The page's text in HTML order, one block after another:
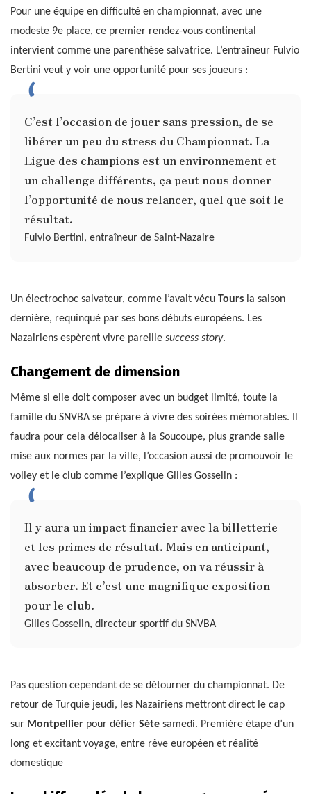
Pour une équipe en difficulté en championnat, avec une
modeste 9e place, ce premier rendez-vous continental
intervient comme une parenthèse salvatrice. L’entraîneur Fulvio
Bertini veut y voir une opportunité pour ses joueurs :
C’est l’occasion de jouer sans pression, de se
libérer un peu du stress du Championnat. La
Ligue des champions est un environnement et
un challenge différents, ça peut nous donner
l’opportunité de nous relancer, quel que soit le
résultat.
Fulvio Bertini, entraîneur de Saint-Nazaire
Un électrochoc salvateur, comme l’avait vécu Tours la saison
dernière, requinqué par ses bons débuts européens. Les
Nazairiens espèrent vivre pareille success story.
Changement de dimension
Même si elle doit composer avec un budget limité, toute la
famille du SNVBA se prépare à vivre des soirées mémorables. Il
faudra pour cela délocaliser à la Soucoupe, plus grande salle
mise aux normes par la ville, l’occasion aussi de promouvoir le
volley et le club comme l’explique Gilles Gosselin :
Il y aura un impact financier avec la billetterie
et les primes de résultat. Mais en anticipant,
avec beaucoup de prudence, on va réussir à
absorber. Et c’est une magnifique exposition
pour le club.
Gilles Gosselin, directeur sportif du SNVBA
Pas question cependant de se détourner du championnat. De
retour de Turquie jeudi, les Nazairiens mettront direct le cap
sur Montpellier pour défier Sète samedi. Première étape d’un
long et excitant voyage, entre rêve européen et réalité
domestique